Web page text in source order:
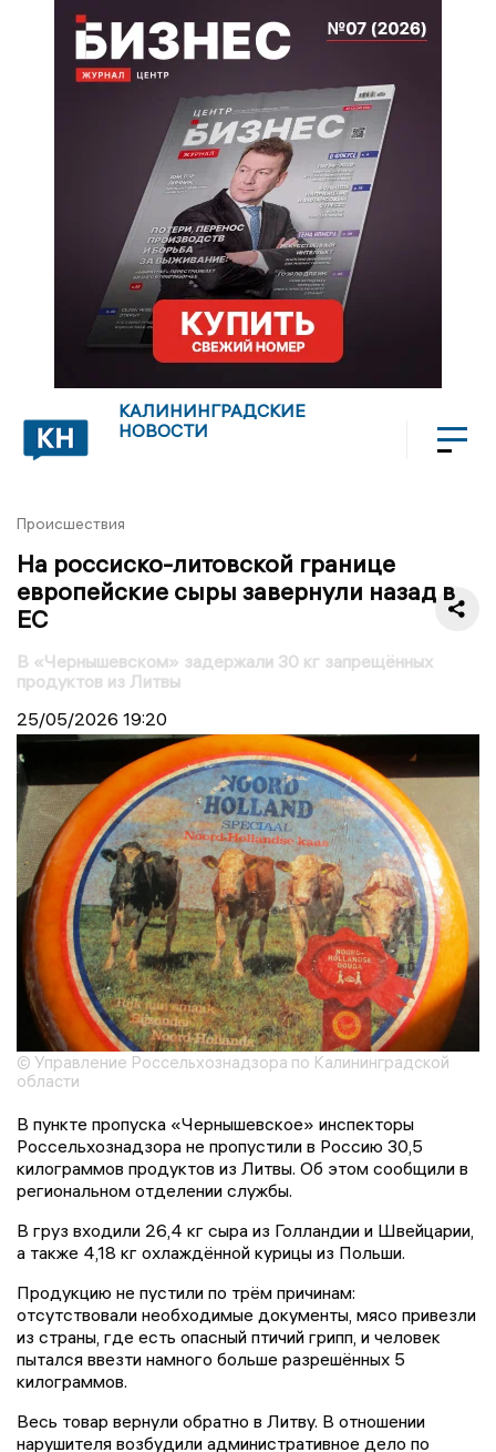
КАЛИНИНГРАДСКИЕ
НОВОСТИ
Происшествия
На россиско-литовской границе
европейские сыры завернули назад в
ЕС
В «Чернышевском» задержали 30 кг запрещённых
продуктов из Литвы
25/05/2026 19:20
© Управление Россельхознадзора по Калининградской
области
В пункте пропуска «Чернышевское» инспекторы
Россельхознадзора не пропустили в Россию 30,5
килограммов продуктов из Литвы. Об этом сообщили в
региональном отделении службы.
В груз входили 26,4 кг сыра из Голландии и Швейцарии,
а также 4,18 кг охлаждённой курицы из Польши.
Продукцию не пустили по трём причинам:
отсутствовали необходимые документы, мясо привезли
из страны, где есть опасный птичий грипп, и человек
пытался ввезти намного больше разрешённых 5
килограммов.
Весь товар вернули обратно в Литву. В отношении
нарушителя возбудили административное дело по